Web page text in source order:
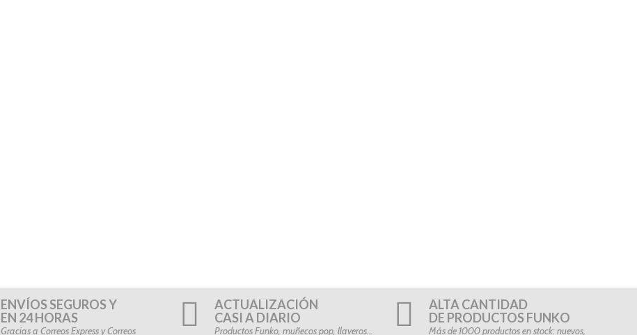
ENVÍOS SEGUROS Y
EN 24 HORAS
Gracias a Correos Express y Correos
ACTUALIZACIÓN
CASI A DIARIO
Productos Funko, muñecos pop, llaveros…
ALTA CANTIDAD
DE PRODUCTOS FUNKO
Más de 1000 productos en stock: nuevos,